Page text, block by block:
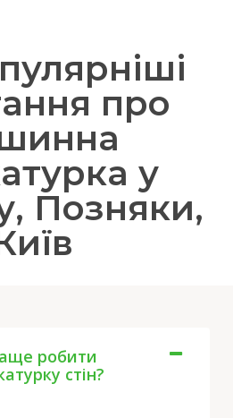
про
у
Позняки,
робити
стін?